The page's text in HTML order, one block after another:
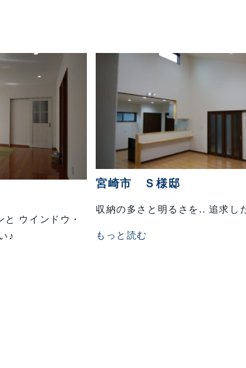
ウインドウ・
♪
宮崎市 Ｓ様邸
収納の多さと明るさを.. 追求し
もっと読む